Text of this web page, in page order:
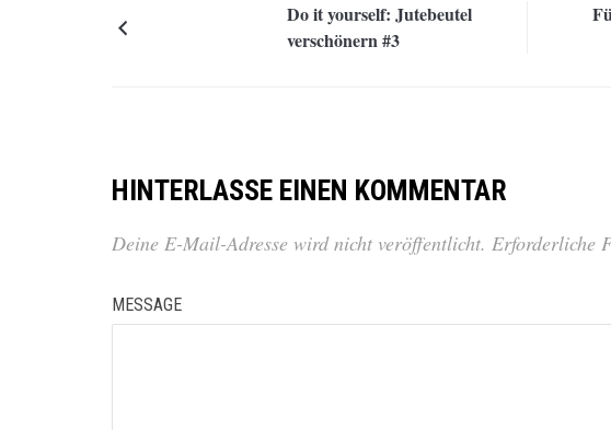
Do it yourself: Jutebeutel
verschönern #3
HINTERLASSE EINEN KOMMENTAR
Deine E-Mail-Adresse wird nicht veröffentlicht. Erforderliche
MESSAGE